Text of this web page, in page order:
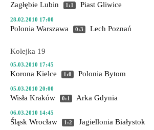
Zagłębie Lubin 1:1 Piast Gliwice
28.02.2010 17:00
Polonia Warszawa 0:3 Lech Poznań
Kolejka 19
05.03.2010 17:45
Korona Kielce 1:0 Polonia Bytom
05.03.2010 20:00
Wisła Kraków 0:1 Arka Gdynia
06.03.2010 14:45
Śląsk Wrocław 1:2 Jagiellonia Białystok